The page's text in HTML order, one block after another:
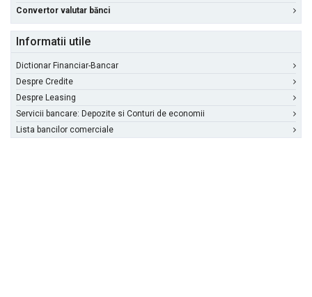
Convertor valutar bănci
Informatii utile
Dictionar Financiar-Bancar
Despre Credite
Despre Leasing
Servicii bancare: Depozite si Conturi de economii
Lista bancilor comerciale